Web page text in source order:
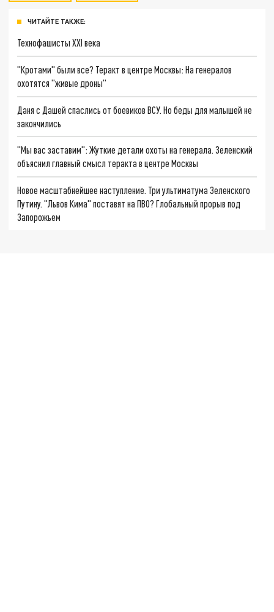
ЧИТАЙТЕ ТАКЖЕ:
Технофашисты XXI века
"Кротами" были все? Теракт в центре Москвы: На генералов
охотятся "живые дроны"
Даня с Дашей спаслись от боевиков ВСУ. Но беды для малышей не
закончились
"Мы вас заставим": Жуткие детали охоты на генерала. Зеленский
объяснил главный смысл теракта в центре Москвы
Новое масштабнейшее наступление. Три ультиматума Зеленского
Путину. "Львов Кима" поставят на ПВО? Глобальный прорыв под
Запорожьем